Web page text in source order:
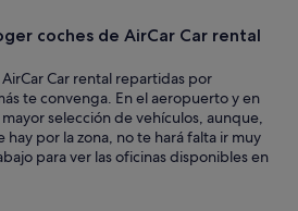
coches de AirCar Car rental
Car rental repartidas por
te convenga. En el aeropuerto y en
selección de vehículos, aunque,
hay por la zona, no te hará falta ir muy
para ver las oficinas disponibles en